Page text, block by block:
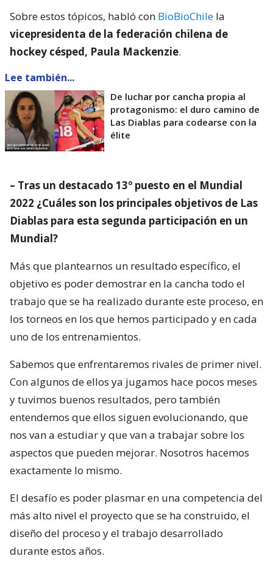
Sobre estos tópicos, habló con BioBioChile la
vicepresidenta de la federación chilena de
hockey césped, Paula Mackenzie.
Lee también...
De luchar por cancha propia al
protagonismo: el duro camino de
Las Diablas para codearse con la
élite
– Tras un destacado 13º puesto en el Mundial
2022 ¿Cuáles son los principales objetivos de Las
Diablas para esta segunda participación en un
Mundial?
Más que plantearnos un resultado específico, el
objetivo es poder demostrar en la cancha todo el
trabajo que se ha realizado durante este proceso, en
los torneos en los que hemos participado y en cada
uno de los entrenamientos.
Sabemos que enfrentaremos rivales de primer nivel.
Con algunos de ellos ya jugamos hace pocos meses
y tuvimos buenos resultados, pero también
entendemos que ellos siguen evolucionando, que
nos van a estudiar y que van a trabajar sobre los
aspectos que pueden mejorar. Nosotros hacemos
exactamente lo mismo.
El desafío es poder plasmar en una competencia del
más alto nivel el proyecto que se ha construido, el
diseño del proceso y el trabajo desarrollado
durante estos años.